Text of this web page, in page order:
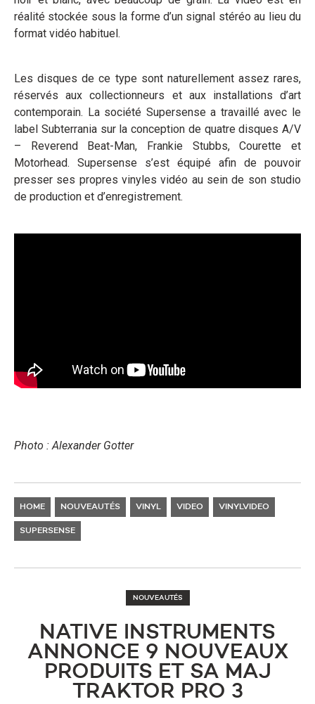
réalité stockée sous la forme d’un signal stéréo au lieu du
format vidéo habituel.
Les disques de ce type sont naturellement assez rares,
réservés aux collectionneurs et aux installations d’art
contemporain. La société Supersense a travaillé avec le
label Subterrania sur la conception de quatre disques A/V
– Reverend Beat-Man, Frankie Stubbs, Courette et
Motorhead. Supersense s’est équipé afin de pouvoir
presser ses propres vinyles vidéo au sein de son studio
de production et d’enregistrement.
Photo : Alexander Gotter
HOME NOUVEAUTÉS VINYL VIDEO VINYLVIDEO
SUPERSENSE
NOUVEAUTÉS
NATIVE INSTRUMENTS
ANNONCE 9 NOUVEAUX
PRODUITS ET SA MAJ
TRAKTOR PRO 3